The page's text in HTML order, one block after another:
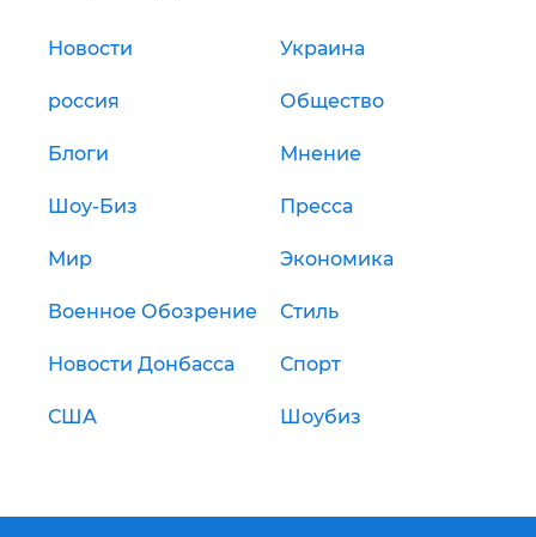
Новости Украина
россия Общество
Блоги Мнение
Шоу-Биз Пресса
Мир Экономика
Военное Обозрение Стиль
Новости Донбасса Спорт
США Шоубиз